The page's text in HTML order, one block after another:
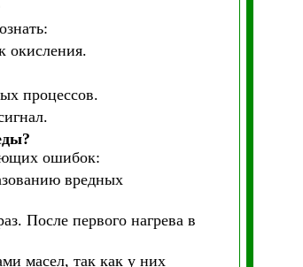
окисления.
процессов.
ошибок:
вредных
После первого нагрева в
масел, так как у них